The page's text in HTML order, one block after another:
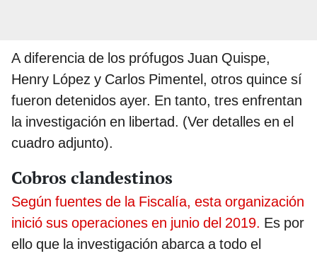
A diferencia de los prófugos Juan Quispe,
Henry López y Carlos Pimentel, otros quince sí
fueron detenidos ayer. En tanto, tres enfrentan
la investigación en libertad. (Ver detalles en el
cuadro adjunto).
Cobros clandestinos
Según fuentes de la Fiscalía, esta organización
inició sus operaciones en junio del 2019. Es por
ello que la investigación abarca a todo el